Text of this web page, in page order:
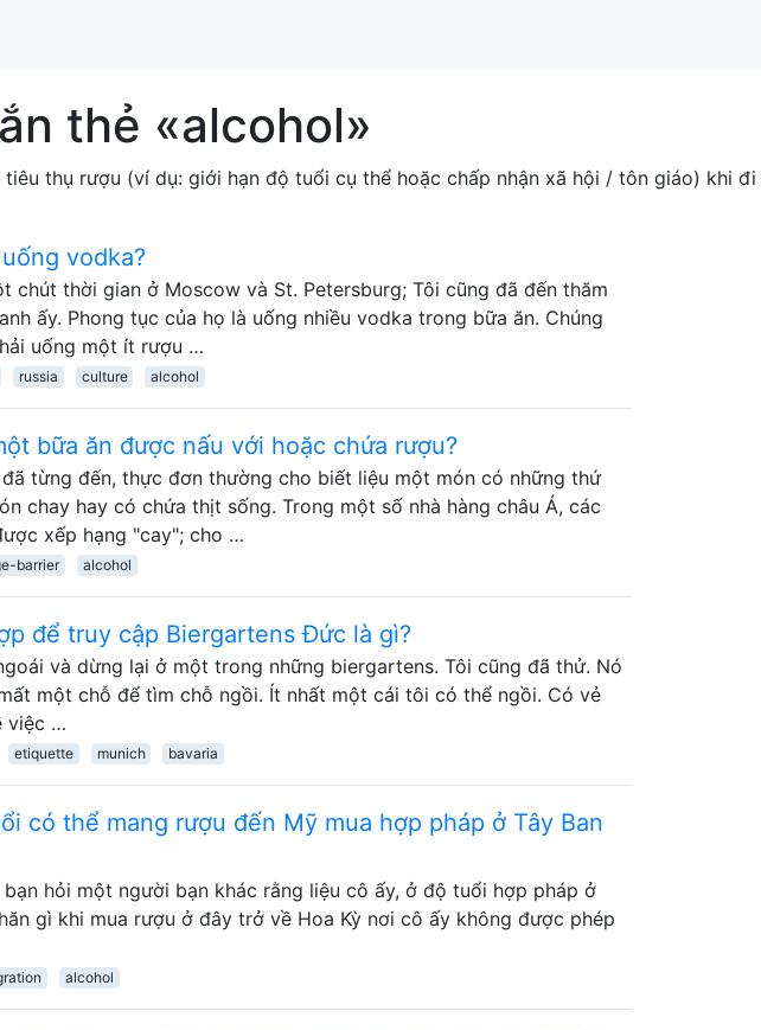
thẻ «alcohol»
tiêu thụ rượu (ví dụ: giới hạn độ tuổi cụ thể hoặc chấp nhận xã hội / tôn giáo) khi
vodka?
chút thời gian ở Moscow và St. Petersburg; Tôi cũng đã đến thăm
ấy. Phong tục của họ là uống nhiều vodka trong bữa ăn. Chúng
uống một ít rượu …
russia culture alcohol
bữa ăn được nấu với hoặc chứa rượu?
từng đến, thực đơn thường cho biết liệu một món có những thứ
chay hay có chứa thịt sống. Trong một số nhà hàng châu Á, các
xếp hạng "cay"; cho …
barrier alcohol
để truy cập Biergartens Đức là gì?
và dừng lại ở một trong những biergartens. Tôi cũng đã thử. Nó
một chỗ để tìm chỗ ngồi. Ít nhất một cái tôi có thể ngồi. Có vẻ
việc …
etiquette munich bavaria
có thể mang rượu đến Mỹ mua hợp pháp ở Tây Ban
hỏi một người bạn khác rằng liệu cô ấy, ở độ tuổi hợp pháp ở
gì khi mua rượu ở đây trở về Hoa Kỳ nơi cô ấy không được phép
alcohol